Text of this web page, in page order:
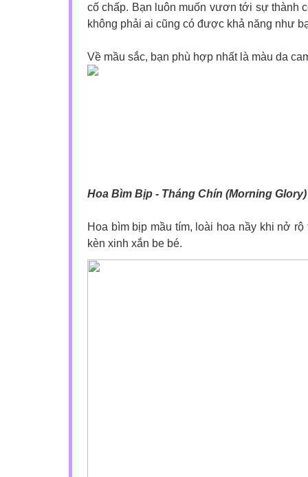
cố chấp. Bạn luôn muốn vươn tới sự thành
không phải ai cũng có được khả năng như
Về mầu sắc, bạn phù hợp nhất là màu da
Hoa Bìm Bịp - Tháng Chín (Morning Glory)
Hoa bìm bịp mầu tím, loài hoa nầy khi nở
kèn xinh xắn be bé.